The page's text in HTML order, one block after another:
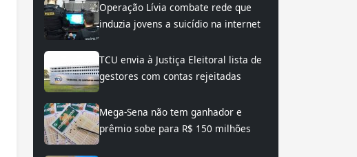
Operação Lívia combate rede que
induzia jovens a suicídio na internet
TCU envia à Justiça Eleitoral lista de
gestores com contas rejeitadas
Mega-Sena não tem ganhador e
prêmio sobe para R$ 150 milhões